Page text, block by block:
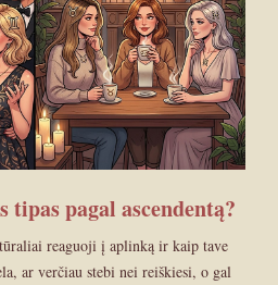
tipas pagal ascendentą?
reaguoji į aplinką ir kaip tave
ar verčiau stebi nei reiškiesi, o gal